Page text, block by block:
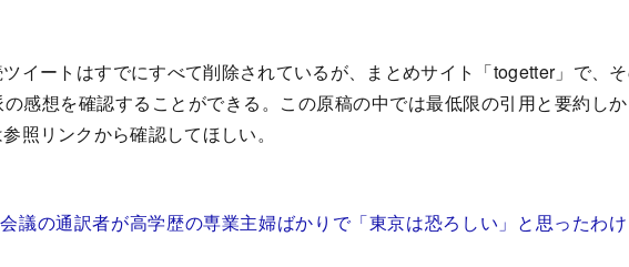
イートはすでにすべて削除されているが、まとめサイト「togetter」で、
感想を確認することができる。この原稿の中では最低限の引用と要約し
照リンクから確認してほしい。
議の通訳者が高学歴の専業主婦ばかりで「東京は恐ろしい」と思ったわけ